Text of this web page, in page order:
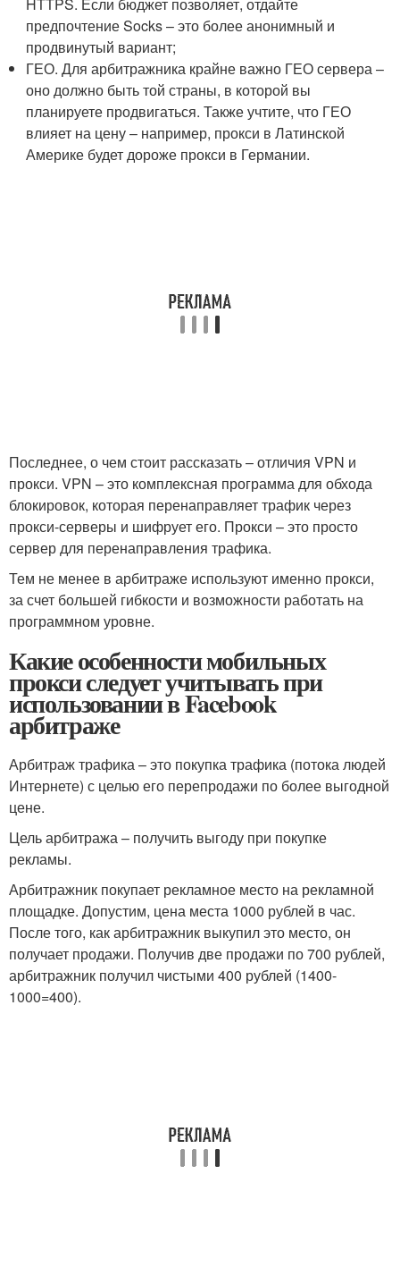
предпочтение Socks – это более анонимный и
продвинутый вариант;
ГЕО. Для арбитражника крайне важно ГЕО сервера –
оно должно быть той страны, в которой вы
планируете продвигаться. Также учтите, что ГЕО
влияет на цену – например, прокси в Латинской
Америке будет дороже прокси в Германии.
Последнее, о чем стоит рассказать – отличия VPN и
прокси. VPN – это комплексная программа для обхода
блокировок, которая перенаправляет трафик через
прокси-серверы и шифрует его. Прокси – это просто
сервер для перенаправления трафика.
Тем не менее в арбитраже используют именно прокси,
за счет большей гибкости и возможности работать на
программном уровне.
Какие особенности мобильных
прокси следует учитывать при
использовании в Facebook
арбитраже
Арбитраж трафика – это покупка трафика (потока людей
Интернете) с целью его перепродажи по более выгодной
цене.
Цель арбитража – получить выгоду при покупке
рекламы.
Арбитражник покупает рекламное место на рекламной
площадке. Допустим, цена места 1000 рублей в час.
После того, как арбитражник выкупил это место, он
получает продажи. Получив две продажи по 700 рублей,
арбитражник получил чистыми 400 рублей (1400-
1000=400).